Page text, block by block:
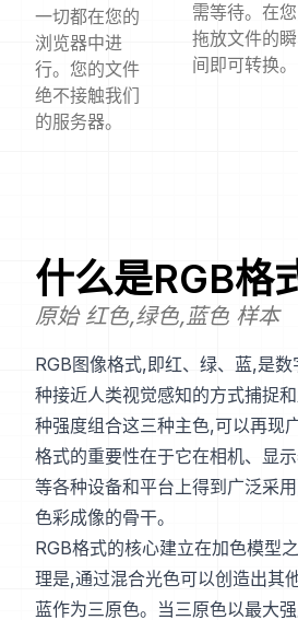
一切都在您的
浏览器中进
行。您的文件
绝不接触我们
的服务器。
需等待。在您
拖放文件的瞬
间即可转换。
什么是RGB格
原始 红色,绿色,蓝色 样本
RGB图像格式,即红、绿、蓝,是
种接近人类视觉感知的方式捕捉
种强度组合这三种主色,可以再现
格式的重要性在于它在相机、显
等各种设备和平台上得到广泛采
色彩成像的骨干。
RGB格式的核心建立在加色模型
理是,通过混合光色可以创造出其
蓝作为三原色。当三原色以最大